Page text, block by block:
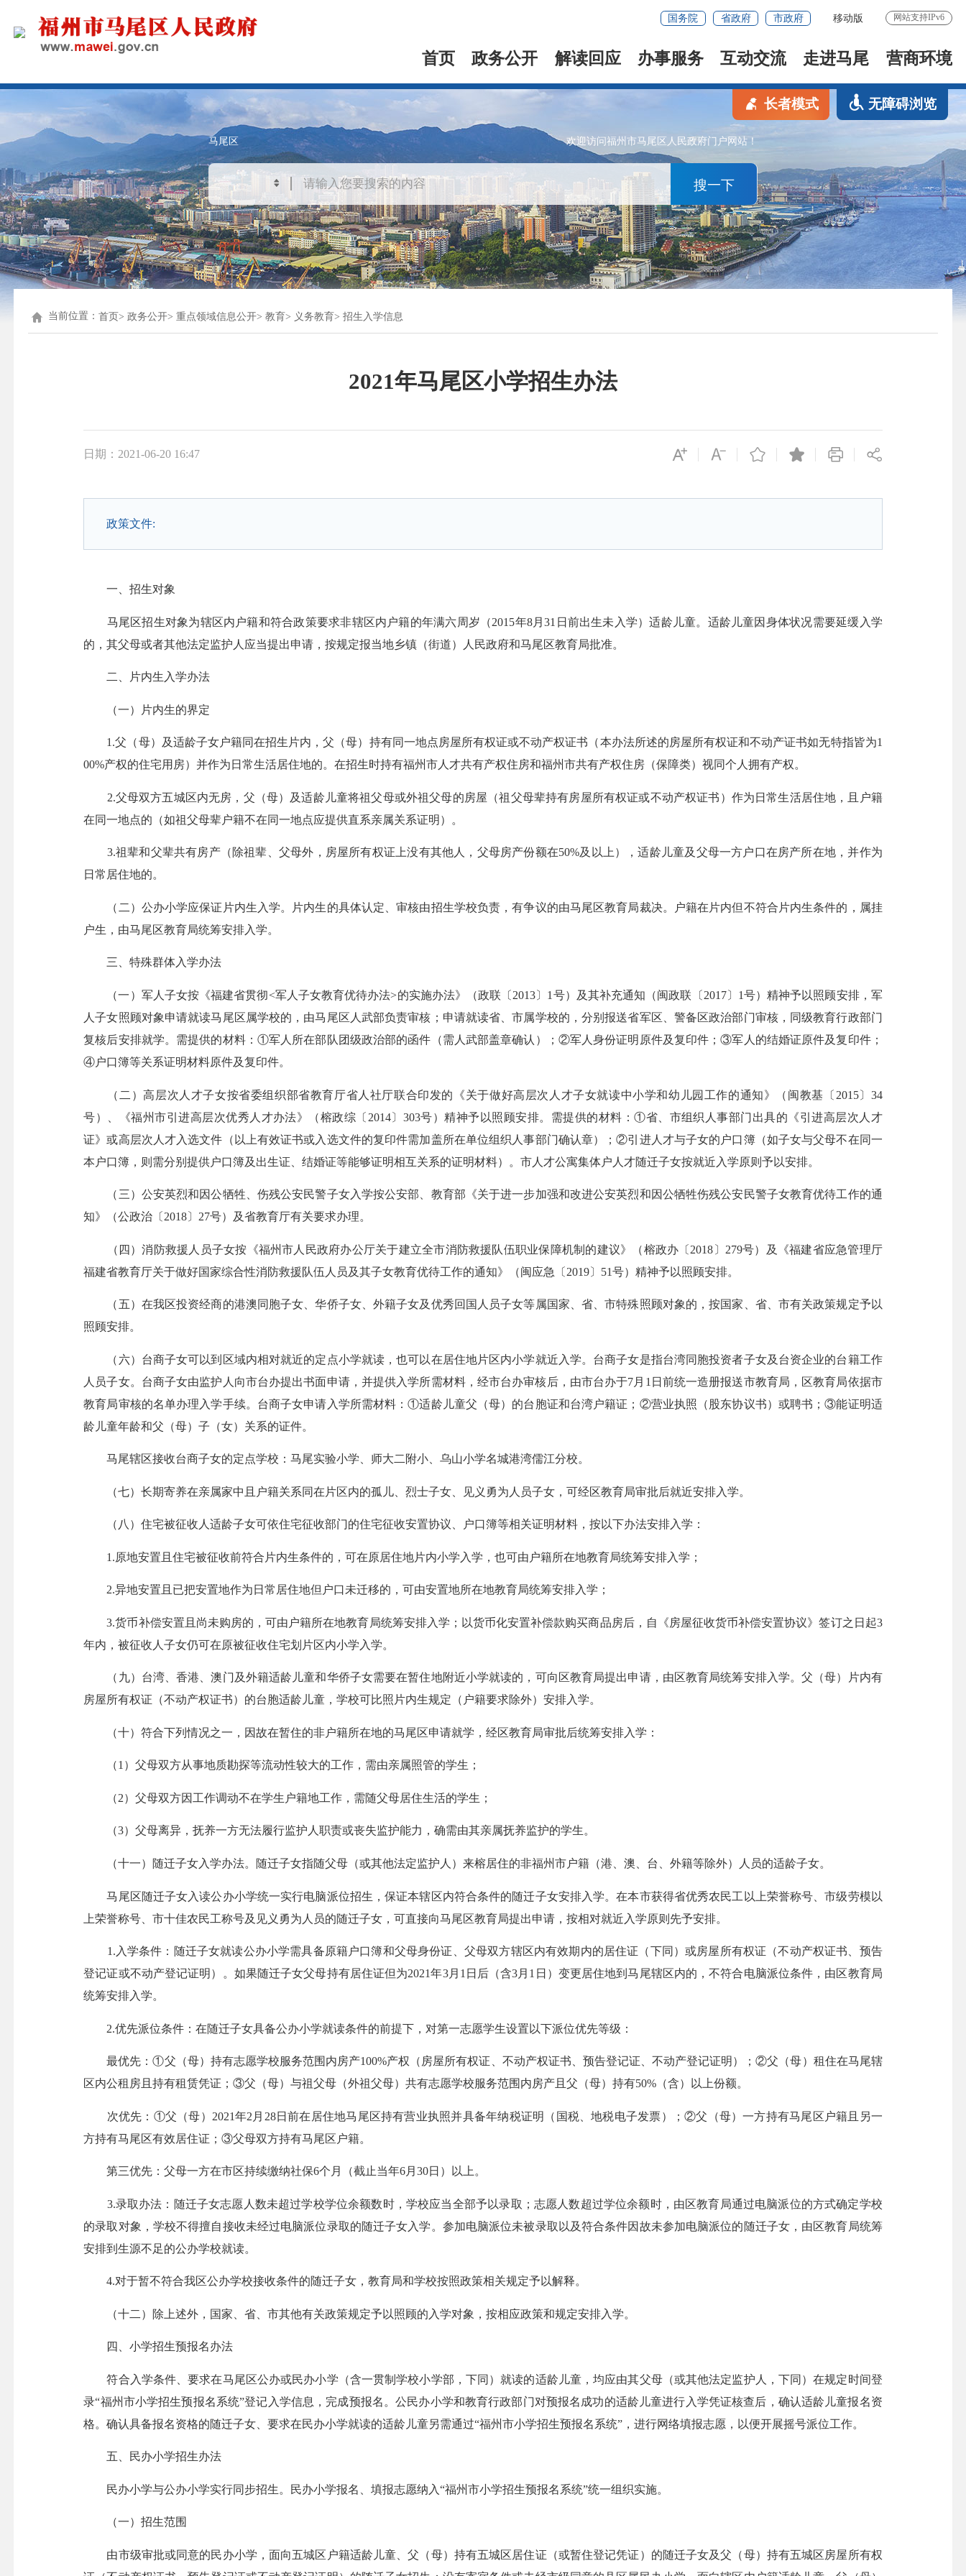
国务院 省政府 市政府 移动版 网站支持IPv6
首页 政务公开 解读回应 办事服务 互动交流 走进马尾 营商环境
马尾区 欢迎访问福州市马尾区人民政府门户网站！
搜一下
长者模式 无障碍浏览
当前位置：首页 政务公开 重点领域信息公开 教育 义务教育 招生入学信息
2021年马尾区小学招生办法
日期：2021-06-20 16:47
政策文件:
一、招生对象
马尾区招生对象为辖区内户籍和符合政策要求非辖区内户籍的年满六周岁（2015年8月31日前出生未入学）适龄儿童。适龄儿童因身体状况需要延缓入学
的，其父母或者其他法定监护人应当提出申请，按规定报当地乡镇（街道）人民政府和马尾区教育局批准。
二、片内生入学办法
（一）片内生的界定
1.父（母）及适龄子女户籍同在招生片内，父（母）持有同一地点房屋所有权证或不动产权证书（本办法所述的房屋所有权证和不动产证书如无特指皆为1
00%产权的住宅用房）并作为日常生活居住地的。在招生时持有福州市人才共有产权住房和福州市共有产权住房（保障类）视同个人拥有产权。
2.父母双方五城区内无房，父（母）及适龄儿童将祖父母或外祖父母的房屋（祖父母辈持有房屋所有权证或不动产权证书）作为日常生活居住地，且户籍
在同一地点的（如祖父母辈户籍不在同一地点应提供直系亲属关系证明）。
3.祖辈和父辈共有房产（除祖辈、父母外，房屋所有权证上没有其他人，父母房产份额在50%及以上），适龄儿童及父母一方户口在房产所在地，并作为
日常居住地的。
（二）公办小学应保证片内生入学。片内生的具体认定、审核由招生学校负责，有争议的由马尾区教育局裁决。户籍在片内但不符合片内生条件的，属挂
户生，由马尾区教育局统筹安排入学。
三、特殊群体入学办法
（一）军人子女按《福建省贯彻<军人子女教育优待办法>的实施办法》（政联〔2013〕1号）及其补充通知（闽政联〔2017〕1号）精神予以照顾安排，军
人子女照顾对象申请就读马尾区属学校的，由马尾区人武部负责审核；申请就读省、市属学校的，分别报送省军区、警备区政治部门审核，同级教育行政部门
复核后安排就学。需提供的材料：①军人所在部队团级政治部的函件（需人武部盖章确认）；②军人身份证明原件及复印件；③军人的结婚证原件及复印件；
④户口簿等关系证明材料原件及复印件。
（二）高层次人才子女按省委组织部省教育厅省人社厅联合印发的《关于做好高层次人才子女就读中小学和幼儿园工作的通知》（闽教基〔2015〕34
号）、《福州市引进高层次优秀人才办法》（榕政综〔2014〕303号）精神予以照顾安排。需提供的材料：①省、市组织人事部门出具的《引进高层次人才
证》或高层次人才入选文件（以上有效证书或入选文件的复印件需加盖所在单位组织人事部门确认章）；②引进人才与子女的户口簿（如子女与父母不在同一
本户口簿，则需分别提供户口簿及出生证、结婚证等能够证明相互关系的证明材料）。市人才公寓集体户人才随迁子女按就近入学原则予以安排。
（三）公安英烈和因公牺牲、伤残公安民警子女入学按公安部、教育部《关于进一步加强和改进公安英烈和因公牺牲伤残公安民警子女教育优待工作的通
知》（公政治〔2018〕27号）及省教育厅有关要求办理。
（四）消防救援人员子女按《福州市人民政府办公厅关于建立全市消防救援队伍职业保障机制的建议》（榕政办〔2018〕279号）及《福建省应急管理厅
福建省教育厅关于做好国家综合性消防救援队伍人员及其子女教育优待工作的通知》（闽应急〔2019〕51号）精神予以照顾安排。
（五）在我区投资经商的港澳同胞子女、华侨子女、外籍子女及优秀回国人员子女等属国家、省、市特殊照顾对象的，按国家、省、市有关政策规定予以
照顾安排。
（六）台商子女可以到区域内相对就近的定点小学就读，也可以在居住地片区内小学就近入学。台商子女是指台湾同胞投资者子女及台资企业的台籍工作
人员子女。台商子女由监护人向市台办提出书面申请，并提供入学所需材料，经市台办审核后，由市台办于7月1日前统一造册报送市教育局，区教育局依据市
教育局审核的名单办理入学手续。台商子女申请入学所需材料：①适龄儿童父（母）的台胞证和台湾户籍证；②营业执照（股东协议书）或聘书；③能证明适
龄儿童年龄和父（母）子（女）关系的证件。
马尾辖区接收台商子女的定点学校：马尾实验小学、师大二附小、乌山小学名城港湾儒江分校。
（七）长期寄养在亲属家中且户籍关系同在片区内的孤儿、烈士子女、见义勇为人员子女，可经区教育局审批后就近安排入学。
（八）住宅被征收人适龄子女可依住宅征收部门的住宅征收安置协议、户口簿等相关证明材料，按以下办法安排入学：
1.原地安置且住宅被征收前符合片内生条件的，可在原居住地片内小学入学，也可由户籍所在地教育局统筹安排入学；
2.异地安置且已把安置地作为日常居住地但户口未迁移的，可由安置地所在地教育局统筹安排入学；
3.货币补偿安置且尚未购房的，可由户籍所在地教育局统筹安排入学；以货币化安置补偿款购买商品房后，自《房屋征收货币补偿安置协议》签订之日起3
年内，被征收人子女仍可在原被征收住宅划片区内小学入学。
（九）台湾、香港、澳门及外籍适龄儿童和华侨子女需要在暂住地附近小学就读的，可向区教育局提出申请，由区教育局统筹安排入学。父（母）片内有
房屋所有权证（不动产权证书）的台胞适龄儿童，学校可比照片内生规定（户籍要求除外）安排入学。
（十）符合下列情况之一，因故在暂住的非户籍所在地的马尾区申请就学，经区教育局审批后统筹安排入学：
（1）父母双方从事地质勘探等流动性较大的工作，需由亲属照管的学生；
（2）父母双方因工作调动不在学生户籍地工作，需随父母居住生活的学生；
（3）父母离异，抚养一方无法履行监护人职责或丧失监护能力，确需由其亲属抚养监护的学生。
（十一）随迁子女入学办法。随迁子女指随父母（或其他法定监护人）来榕居住的非福州市户籍（港、澳、台、外籍等除外）人员的适龄子女。
马尾区随迁子女入读公办小学统一实行电脑派位招生，保证本辖区内符合条件的随迁子女安排入学。在本市获得省优秀农民工以上荣誉称号、市级劳模以
上荣誉称号、市十佳农民工称号及见义勇为人员的随迁子女，可直接向马尾区教育局提出申请，按相对就近入学原则先予安排。
1.入学条件：随迁子女就读公办小学需具备原籍户口簿和父母身份证、父母双方辖区内有效期内的居住证（下同）或房屋所有权证（不动产权证书、预告
登记证或不动产登记证明）。如果随迁子女父母持有居住证但为2021年3月1日后（含3月1日）变更居住地到马尾辖区内的，不符合电脑派位条件，由区教育局
统筹安排入学。
2.优先派位条件：在随迁子女具备公办小学就读条件的前提下，对第一志愿学生设置以下派位优先等级：
最优先：①父（母）持有志愿学校服务范围内房产100%产权（房屋所有权证、不动产权证书、预告登记证、不动产登记证明）；②父（母）租住在马尾辖
区内公租房且持有租赁凭证；③父（母）与祖父母（外祖父母）共有志愿学校服务范围内房产且父（母）持有50%（含）以上份额。
次优先：①父（母）2021年2月28日前在居住地马尾区持有营业执照并具备年纳税证明（国税、地税电子发票）；②父（母）一方持有马尾区户籍且另一
方持有马尾区有效居住证；③父母双方持有马尾区户籍。
第三优先：父母一方在市区持续缴纳社保6个月（截止当年6月30日）以上。
3.录取办法：随迁子女志愿人数未超过学校学位余额数时，学校应当全部予以录取；志愿人数超过学位余额时，由区教育局通过电脑派位的方式确定学校
的录取对象，学校不得擅自接收未经过电脑派位录取的随迁子女入学。参加电脑派位未被录取以及符合条件因故未参加电脑派位的随迁子女，由区教育局统筹
安排到生源不足的公办学校就读。
4.对于暂不符合我区公办学校接收条件的随迁子女，教育局和学校按照政策相关规定予以解释。
（十二）除上述外，国家、省、市其他有关政策规定予以照顾的入学对象，按相应政策和规定安排入学。
四、小学招生预报名办法
符合入学条件、要求在马尾区公办或民办小学（含一贯制学校小学部，下同）就读的适龄儿童，均应由其父母（或其他法定监护人，下同）在规定时间登
录“福州市小学招生预报名系统”登记入学信息，完成预报名。公民办小学和教育行政部门对预报名成功的适龄儿童进行入学凭证核查后，确认适龄儿童报名资
格。确认具备报名资格的随迁子女、要求在民办小学就读的适龄儿童另需通过“福州市小学招生预报名系统”，进行网络填报志愿，以便开展摇号派位工作。
五、民办小学招生办法
民办小学与公办小学实行同步招生。民办小学报名、填报志愿纳入“福州市小学招生预报名系统”统一组织实施。
（一）招生范围
由市级审批或同意的民办小学，面向五城区户籍适龄儿童、父（母）持有五城区居住证（或暂住登记凭证）的随迁子女及父（母）持有五城区房屋所有权